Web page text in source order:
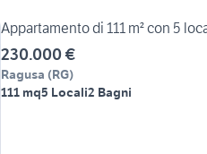
Appartamento di 111 m² con 5
230.000 €
Ragusa (RG)
111 mq5 Locali2 Bagni